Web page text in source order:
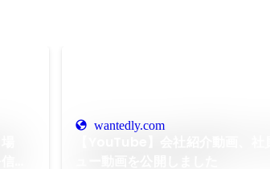
wantedly.com